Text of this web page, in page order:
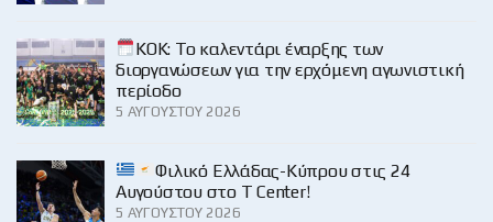
KOK: Το καλεντάρι έναρξης των
διοργανώσεων για την ερχόμενη αγωνιστική
περίοδο
5 ΑΥΓΟΎΣΤΟΥ 2026
Φιλικό Ελλάδας-Κύπρου στις 24
Αυγούστου στο Τ Center!
5 ΑΥΓΟΎΣΤΟΥ 2026